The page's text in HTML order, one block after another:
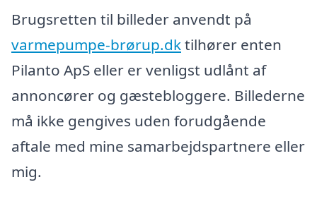
Brugsretten til billeder anvendt på
varmepumpe-brørup.dktilhører enten
Pilanto ApS eller er venligst udlånt af
annoncører og gæstebloggere. Billederne
må ikke gengives uden forudgående
aftale med mine samarbejdspartnere eller
mig.